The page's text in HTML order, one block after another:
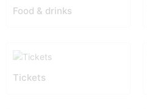
Food & drinks
Tickets